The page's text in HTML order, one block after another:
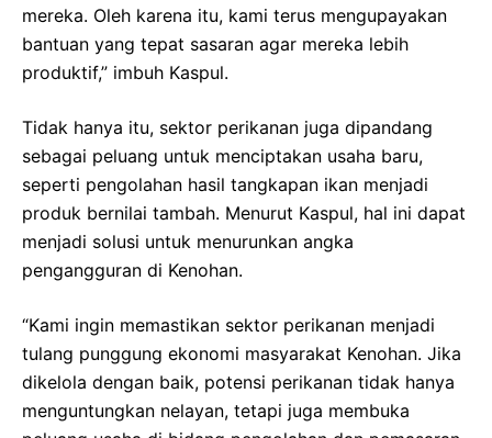
mereka. Oleh karena itu, kami terus mengupayakan
bantuan yang tepat sasaran agar mereka lebih
produktif,” imbuh Kaspul.
Tidak hanya itu, sektor perikanan juga dipandang
sebagai peluang untuk menciptakan usaha baru,
seperti pengolahan hasil tangkapan ikan menjadi
produk bernilai tambah. Menurut Kaspul, hal ini dapat
menjadi solusi untuk menurunkan angka
pengangguran di Kenohan.
“Kami ingin memastikan sektor perikanan menjadi
tulang punggung ekonomi masyarakat Kenohan. Jika
dikelola dengan baik, potensi perikanan tidak hanya
menguntungkan nelayan, tetapi juga membuka